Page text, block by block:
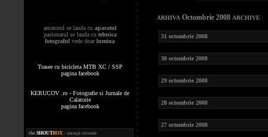
amatorul se lauda cu aparatul
pasionatul se lauda cu tehnica
fotograful vede doarlumina
Trasee cu bicicleta MTB XC / SSP
pagina facebook
KERUCOV .ro - Fotografie si Jurnale de
Calatorie
pagina facebook
the.SHOUTBOX - mesaje recente
ARHIVA Octombrie 2008 ARCHIVE
31 octombrie 2008
30 octombrie 2008
29 octombrie 2008
28 octombrie 2008
27 octombrie 2008